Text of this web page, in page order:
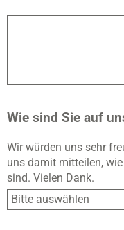
Wie sind Sie auf
Wir würden uns sehr
uns damit mitteilen,
sind. Vielen Dank.